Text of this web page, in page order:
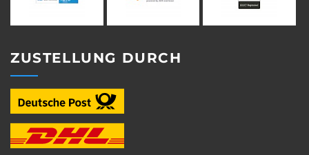
ZUSTELLUNG DURCH